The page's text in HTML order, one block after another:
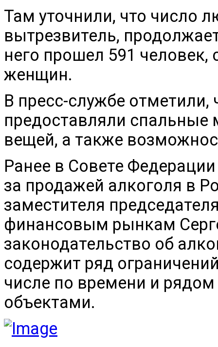
Там уточнили, что число
вытрезвитель,
него прошел 591
женщин.
В пресс-службе
предоставляли
вещей, а также
Ранее в Совете
за продажей алкоголя в
заместителя
финансовым рынкам
законодательство об
содержит ряд
числе по времени и
объектами.